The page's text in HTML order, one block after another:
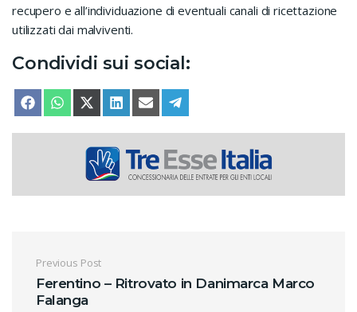
recupero e all’individuazione di eventuali canali di ricettazione
utilizzati dai malviventi.
Condividi sui social:
SHARE ON
FACEBOOKSHARE ON
WHATSAPPSHARE ON
X (TWITTER)
SHARE ON
LINKEDINSHARE ON
EMAIL
Navigazione articoli
Previous Post
Ferentino – Ritrovato in Danimarca Marco
Falanga